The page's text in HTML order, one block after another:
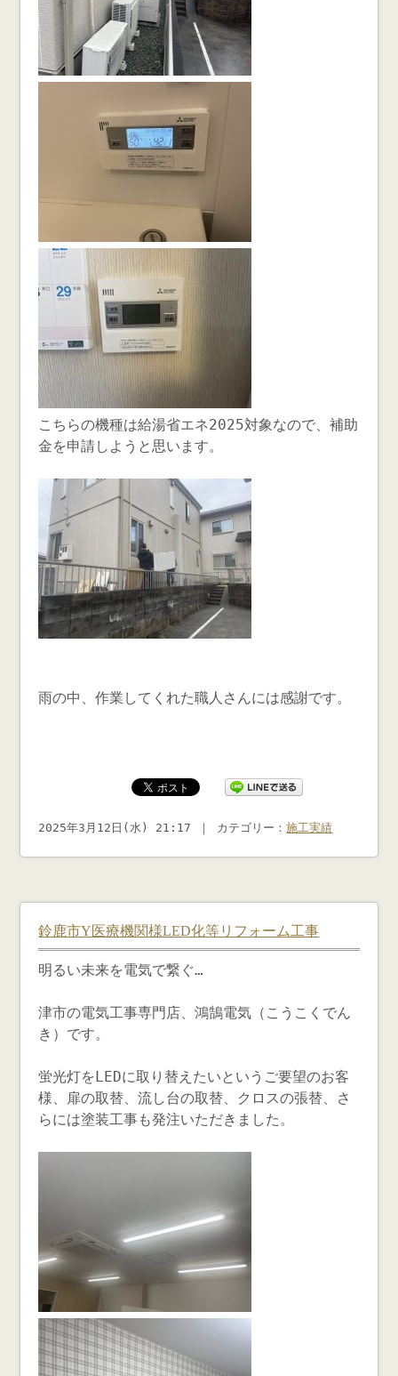
こちらの機種は給湯省エネ2025対象なので、補助
金を申請しようと思います。
雨の中、作業してくれた職人さんには感謝です。
2025年3月12日(水) 21:17 ｜ カテゴリー：施工実績
鈴鹿市Y医療機関様LED化等リフォーム工事
明るい未来を電気で繋ぐ…
津市の電気工事専門店、鴻鵠電気（こうこくでん
き）です。
蛍光灯をLEDに取り替えたいというご要望のお客
様、扉の取替、流し台の取替、クロスの張替、さ
らには塗装工事も発注いただきました。